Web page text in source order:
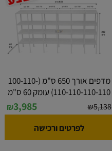
מדפים אורך 650 ס"מ (100-110-
110-110-110-110) עומק 60 ס"מ
₪5,138
₪3,985
לפרטים ורכישה